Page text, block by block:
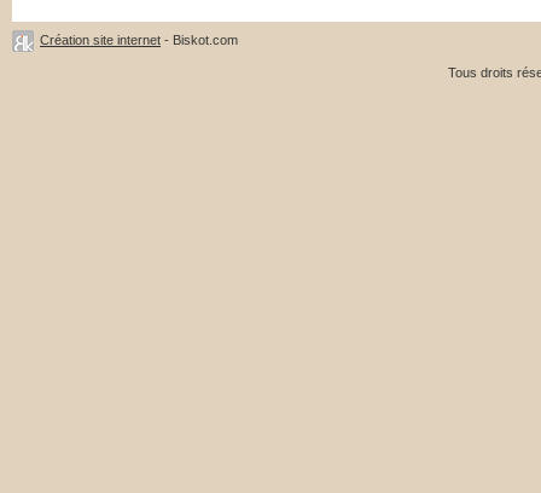
Création site internet - Biskot.com
Tous droits